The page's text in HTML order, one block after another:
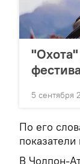
5 сентября
По его
В Чолпон-